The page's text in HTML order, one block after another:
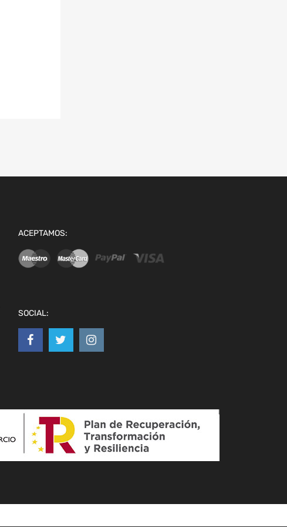
ACEPTAMOS:
SOCIAL: